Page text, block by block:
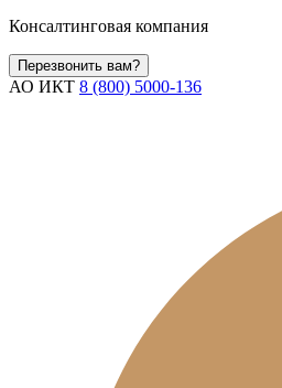
Консалтинговая компания
Перезвонить вам?
АО ИКТ 8 (800) 5000-136